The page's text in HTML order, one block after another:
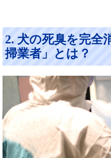
2. 犬の死臭を完全
掃業者」とは？